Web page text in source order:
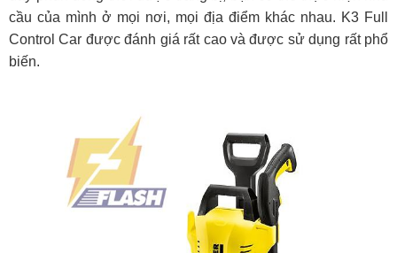
cầu của mình ở mọi nơi, mọi địa điểm khác nhau. K3 Full
Control Car được đánh giá rất cao và được sử dụng rất phổ
biến.